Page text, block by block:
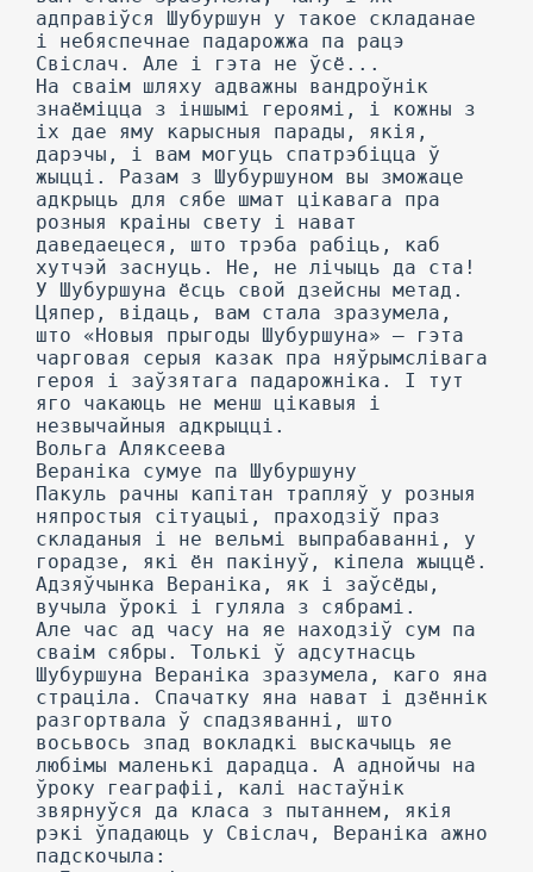
адправіўся Шубуршун у такое складанае
і небяспечнае падарожжа па рацэ
Свіслач. Але і гэта не ўсё...
На сваім шляху адважны вандроўнік
знаёміцца з іншымі героямі, і кожны з
іх дае яму карысныя парады, якія,
дарэчы, і вам могуць спатрэбіцца ў
жыцці. Разам з Шубуршуном вы зможаце
адкрыць для сябе шмат цікавага пра
розныя краіны свету і нават
даведаецеся, што трэба рабіць, каб
хутчэй заснуць. He, не лічыць да ста!
У Шубуршуна ёсць свой дзейсны метад.
Цяпер, відаць, вам стала зразумела,
што «Новыя прыгоды Шубуршуна» — гэта
чарговая серыя казак пра няўрымслівага
героя і заўзятага падарожніка. I тут
яго чакаюць не менш цікавыя і
незвычайныя адкрыцці.
Вольга Аляксеева
Вераніка сумуе па Шубуршуну
Пакуль рачны капітан трапляў у розныя
няпростыя сітуацыі, праходзіў праз
складаныя і не вельмі выпрабаванні, у
горадзе, які ён пакінуў, кіпела жыццё.
Адзяўчынка Вераніка, як і заўсёды,
вучыла ўрокі і гуляла з сябрамі.
Але час ад часу на яе находзіў сум па
сваім сябры. Толькі ў адсутнасць
Шубуршуна Вераніка зразумела, каго яна
страціла. Спачатку яна нават і дзённік
разгортвала ў спадзяванні, што
восьвось зпад вокладкі выскачыць яе
любімы маленькі дарадца. А аднойчы на
ўроку геаграфіі, калі настаўнік
звярнуўся да класа з пытаннем, якія
рэкі ўпадаюць у Свіслач, Вераніка ажно
падскочыла: